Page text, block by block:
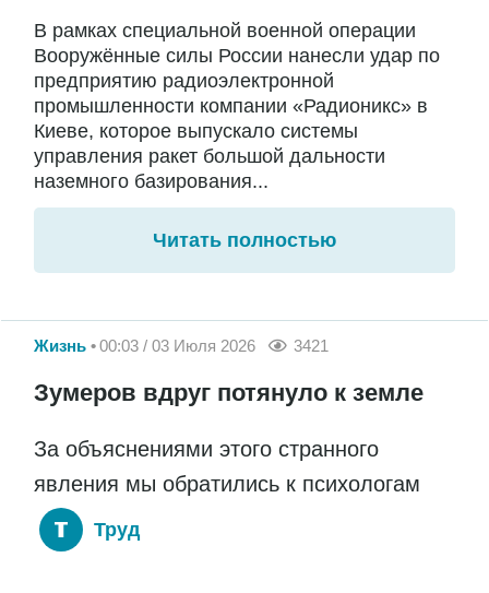
В рамках специальной военной операции
Вооружённые силы России нанесли удар по
предприятию радиоэлектронной
промышленности компании «Радионикс» в
Киеве, которое выпускало системы
управления ракет большой дальности
наземного базирования...
Читать полностью
Жизнь 00:03 / 03 Июля 2026 3421
Зумеров вдруг потянуло к земле
За объяснениями этого странного
явления мы обратились к психологам
Труд